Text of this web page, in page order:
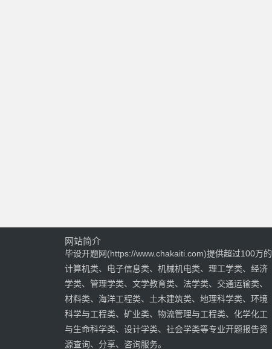
网站简介
毕设开题网(https://www.chakaiti.com)提供超过100万的
计算机类、电子信息类、机械机电类、理工学类、经济
学类、管理学类、文学教育类、法学类、交通运输类、
材料类、海洋工程类、土木建筑类、地理科学类、环境
科学与工程类、矿业类、物流管理与工程类、化学化工
与生命科学类、设计学类、社会学类等专业开题报告资
源查询、分享、咨询服务。